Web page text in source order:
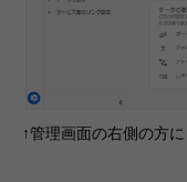
↑管理画面の右側の方